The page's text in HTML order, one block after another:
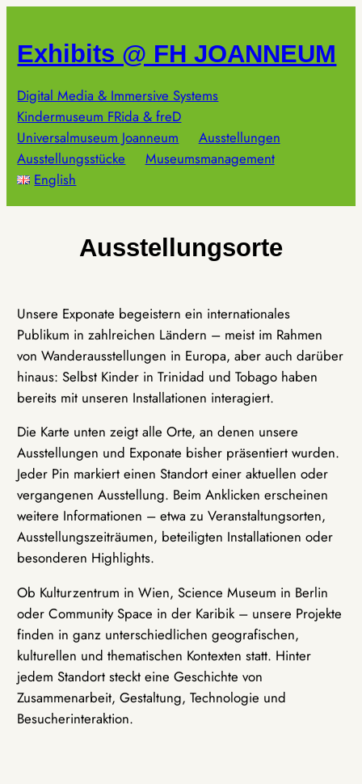
springen
Exhibits @ FH JOANNEUM
Digital Media & Immersive Systems
Kindermuseum FRida & freD
Universalmuseum Joanneum
Ausstellungen
Ausstellungsstücke
Museumsmanagement
English
Ausstellungsorte
Unsere Exponate begeistern ein internationales
Publikum in zahlreichen Ländern – meist im Rahmen
von Wanderausstellungen in Europa, aber auch darüber
hinaus: Selbst Kinder in Trinidad und Tobago haben
bereits mit unseren Installationen interagiert.
Die Karte unten zeigt alle Orte, an denen unsere
Ausstellungen und Exponate bisher präsentiert wurden.
Jeder Pin markiert einen Standort einer aktuellen oder
vergangenen Ausstellung. Beim Anklicken erscheinen
weitere Informationen – etwa zu Veranstaltungsorten,
Ausstellungszeiträumen, beteiligten Installationen oder
besonderen Highlights.
Ob Kulturzentrum in Wien, Science Museum in Berlin
oder Community Space in der Karibik – unsere Projekte
finden in ganz unterschiedlichen geografischen,
kulturellen und thematischen Kontexten statt. Hinter
jedem Standort steckt eine Geschichte von
Zusammenarbeit, Gestaltung, Technologie und
Besucherinteraktion.